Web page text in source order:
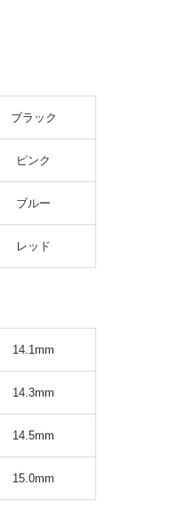
ブラック
ピンク
ブルー
レッド
14.1mm
14.3mm
14.5mm
15.0mm